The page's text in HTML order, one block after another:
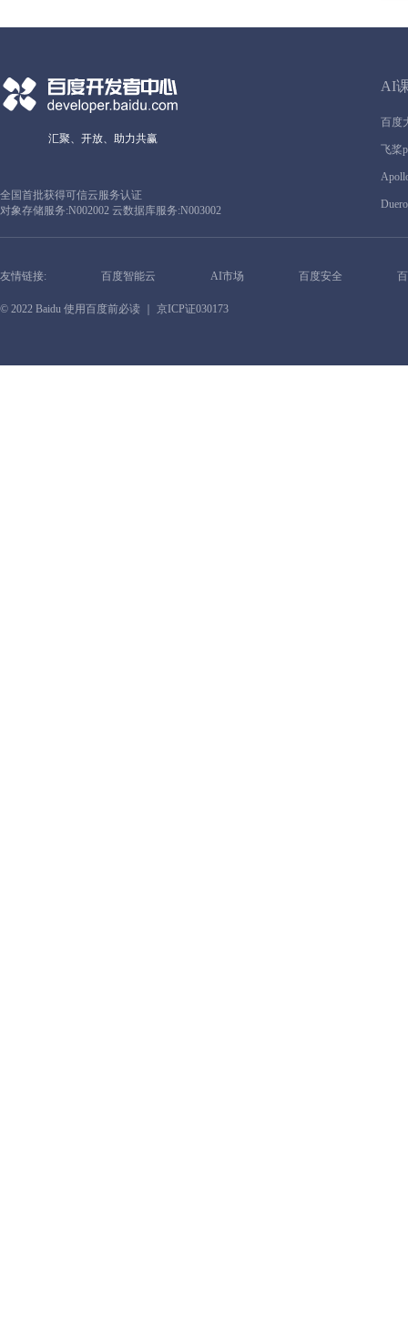
汇聚、开放、助力共赢
全国首批获得可信云服务认证
对象存储服务:N002002 云数据库服务:N003002
AI
百度
飞桨
友情链接: 百度智能云 AI市场 百度安全
© 2022 Baidu 使用百度前必读 ｜ 京ICP证030173